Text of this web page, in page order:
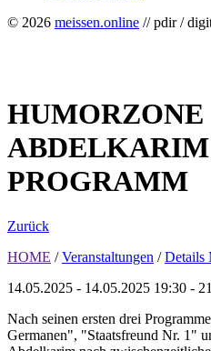
© 2026 meissen.online // pdir /
HUMORZONE
ABDELKARIM
PROGRAMM
Zurück
HOME / Veranstaltungen / Details
14.05.2025 - 14.05.2025 19:30 -
Nach seinen ersten drei
Germanen", "Staatsfreund Nr. 1"